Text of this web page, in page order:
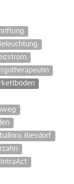
Biesdorf
IntraAct